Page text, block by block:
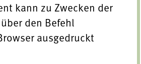
kann zu Zwecken der
den Befehl
ausgedruckt